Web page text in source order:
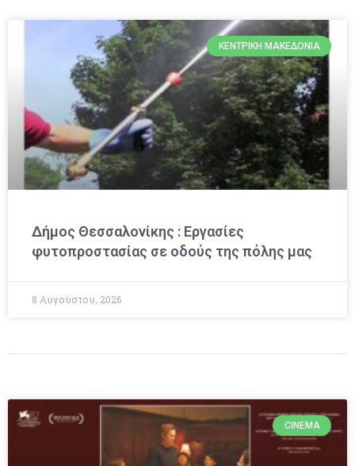
ΚΕΝΤΡΙΚΉ ΜΑΚΕΔΟΝΊΑ
Δήμος Θεσσαλονίκης : Εργασίες
φυτοπροστασίας σε οδούς της πόλης μας
8 Αυγούστου, 2026
CINEMA